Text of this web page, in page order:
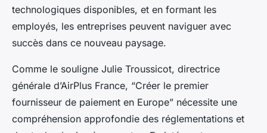
technologiques disponibles, et en formant les
employés, les entreprises peuvent naviguer avec
succès dans ce nouveau paysage.
Comme le souligne Julie Troussicot, directrice
générale d’AirPlus France, “Créer le premier
fournisseur de paiement en Europe” nécessite une
compréhension approfondie des réglementations et